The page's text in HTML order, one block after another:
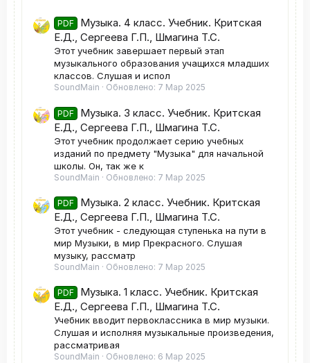
PDF
Музыка. 4 класс. Учебник. Критская
Е.Д., Сергеева Г.П., Шмагина Т.С.
Этот учебник завершает первый этап
музыкального образования учащихся младших
классов. Слушая и испол
SoundMain Обновлено: 7 Мар 2025
PDF
Музыка. 3 класс. Учебник. Критская
Е.Д., Сергеева Г.П., Шмагина Т.С.
Этот учебник продолжает серию учебных
изданий по предмету "Музыка" для начальной
школы. Он, так же к
SoundMain Обновлено: 7 Мар 2025
PDF
Музыка. 2 класс. Учебник. Критская
Е.Д., Сергеева Г.П., Шмагина Т.С.
Этот учебник - следующая ступенька на пути в
мир Музыки, в мир Прекрасного. Слушая
музыку, рассматр
SoundMain Обновлено: 7 Мар 2025
PDF
Музыка. 1 класс. Учебник. Критская
Е.Д., Сергеева Г.П., Шмагина Т.С.
Учебник вводит первоклассника в мир музыки.
Слушая и исполняя музыкальные произведения,
рассматривая
SoundMain Обновлено: 6 Мар 2025